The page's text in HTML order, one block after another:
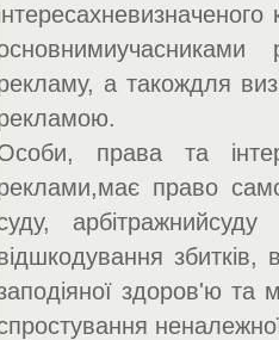
а такождля
права та
право
здоров'ю та